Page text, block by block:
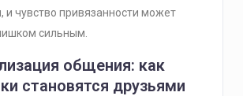
и чувство привязанности может
сильным.
общения: как
становятся друзьями